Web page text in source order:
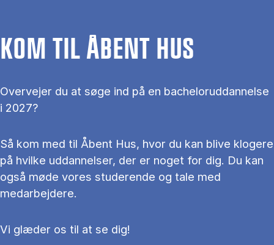
KOM TIL ÅBENT HUS
Overvejer du at søge ind på en bacheloruddannelse
i 2027?
Så kom med til Åbent Hus, hvor du kan blive klogere
på hvilke uddannelser, der er noget for dig. Du kan
også møde vores studerende og tale med
medarbejdere.
Vi glæder os til at se dig!